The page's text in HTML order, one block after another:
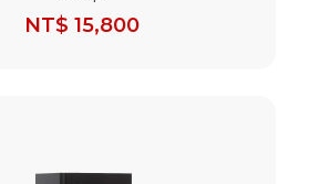
NT$ 15,800